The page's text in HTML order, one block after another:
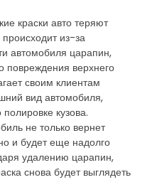
краски авто теряют
из-за
автомобиля царапин,
повреждения верхнего
своим клиентам
вид автомобиля,
кузова.
не только вернет
и будет еще надолго
удалению царапин,
снова будет выглядеть